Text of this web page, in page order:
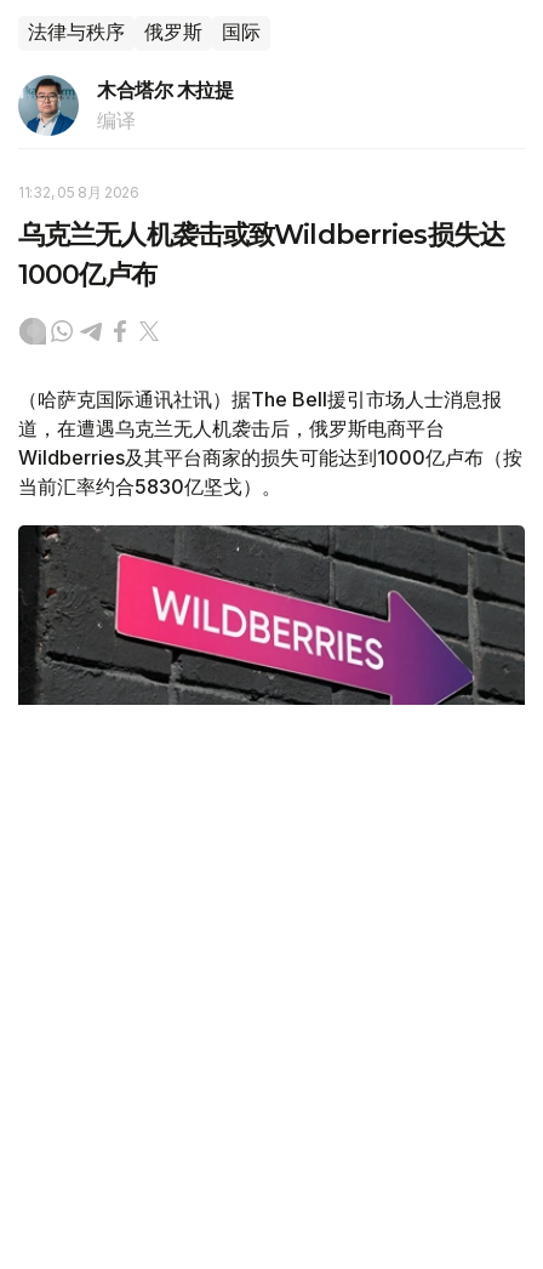
法律与秩序 俄罗斯 国际
木合塔尔 木拉提
编译
11:32, 05 8月 2026
乌克兰无人机袭击或致Wildberries损失达
1000亿卢布
（哈萨克国际通讯社讯）据The Bell援引市场人士消息报
道，在遭遇乌克兰无人机袭击后，俄罗斯电商平台
Wildberries及其平台商家的损失可能达到1000亿卢布（按
当前汇率约合5830亿坚戈）。